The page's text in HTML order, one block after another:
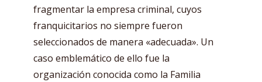
fragmentar la empresa criminal, cuyos
franquicitarios no siempre fueron
seleccionados de manera «adecuada». Un
caso emblemático de ello fue la
organización conocida como la Familia